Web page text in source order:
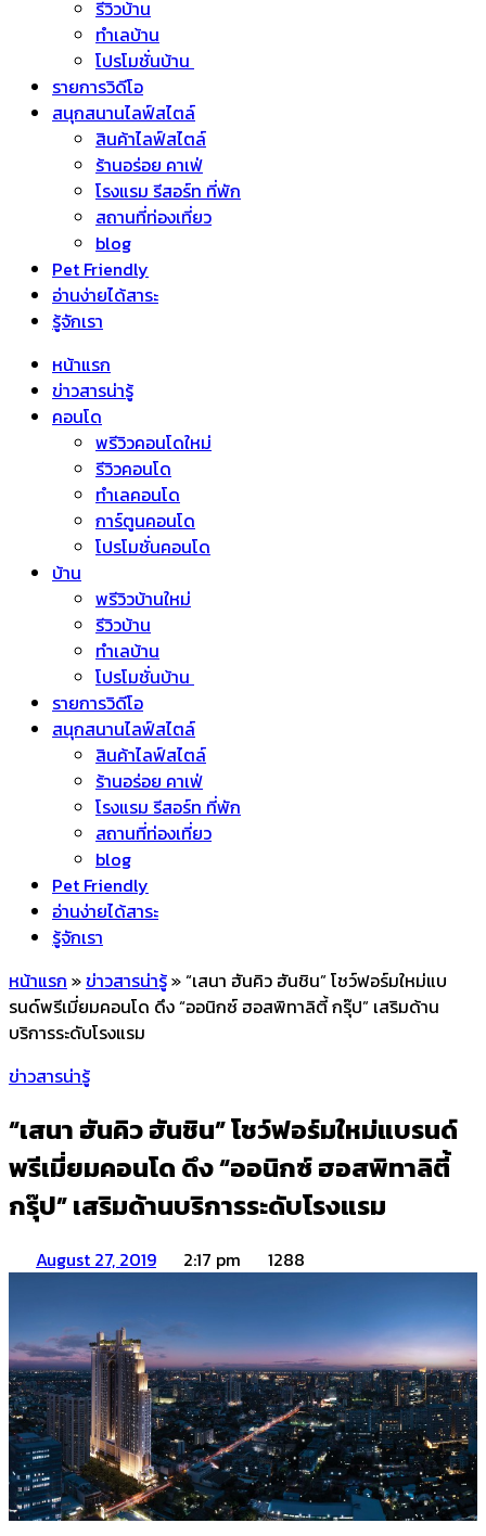
รีวิวบ้าน
ทำเลบ้าน
โปรโมชั่นบ้าน
รายการวิดีโอ
สนุกสนานไลฟ์สไตล์
สินค้าไลฟ์สไตล์
ร้านอร่อย คาเฟ่
โรงแรม รีสอร์ท ที่พัก
สถานที่ท่องเที่ยว
blog
Pet Friendly
อ่านง่ายได้สาระ
รู้จักเรา
หน้าแรก
ข่าวสารน่ารู้
คอนโด
พรีวิวคอนโดใหม่
รีวิวคอนโด
ทำเลคอนโด
การ์ตูนคอนโด
โปรโมชั่นคอนโด
บ้าน
พรีวิวบ้านใหม่
รีวิวบ้าน
ทำเลบ้าน
โปรโมชั่นบ้าน
รายการวิดีโอ
สนุกสนานไลฟ์สไตล์
สินค้าไลฟ์สไตล์
ร้านอร่อย คาเฟ่
โรงแรม รีสอร์ท ที่พัก
สถานที่ท่องเที่ยว
blog
Pet Friendly
อ่านง่ายได้สาระ
รู้จักเรา
หน้าแรก »ข่าวสารน่ารู้»“เสนา ฮันคิว ฮันชิน” โชว์ฟอร์มใหม่แบ
รนด์พรีเมี่ยมคอนโด ดึง “ออนิกซ์ ฮอสพิทาลิตี้ กรุ๊ป” เสริมด้าน
บริการระดับโรงแรม
ข่าวสารน่ารู้
“เสนา ฮันคิว ฮันชิน” โชว์ฟอร์มใหม่แบรนด์
พรีเมี่ยมคอนโด ดึง “ออนิกซ์ ฮอสพิทาลิตี้
กรุ๊ป” เสริมด้านบริการระดับโรงแรม
August 27, 2019 2:17 pm 1288